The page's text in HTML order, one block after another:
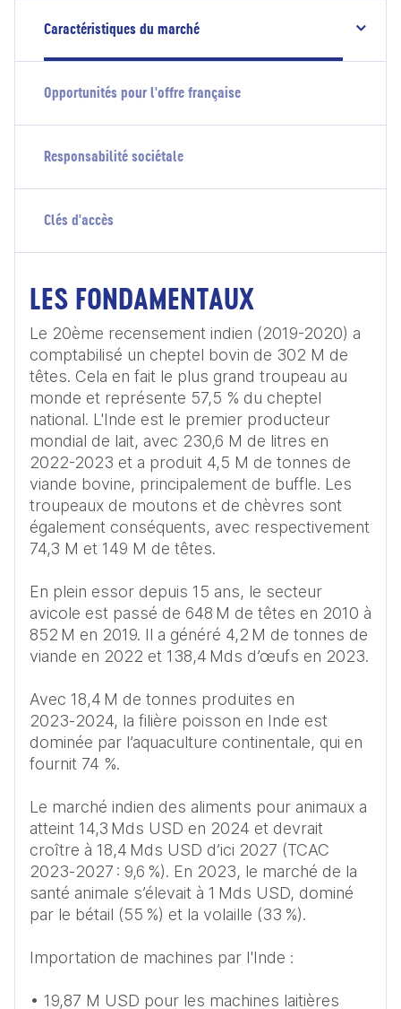
Caractéristiques du marché
Opportunités pour l'offre française
Responsabilité sociétale
Clés d'accès
LES FONDAMENTAUX
Le 20ème recensement indien (2019-2020) a
comptabilisé un cheptel bovin de 302 M de
têtes. Cela en fait le plus grand troupeau au
monde et représente 57,5 % du cheptel
national. L'Inde est le premier producteur
mondial de lait, avec 230,6 M de litres en
2022-2023 et a produit 4,5 M de tonnes de
viande bovine, principalement de buffle. Les
troupeaux de moutons et de chèvres sont
également conséquents, avec respectivement
74,3 M et 149 M de têtes.
En plein essor depuis 15 ans, le secteur
avicole est passé de 648 M de têtes en 2010 à
852 M en 2019. Il a généré 4,2 M de tonnes de
viande en 2022 et 138,4 Mds d’œufs en 2023.
Avec 18,4 M de tonnes produites en
2023‑2024, la filière poisson en Inde est
dominée par l’aquaculture continentale, qui en
fournit 74 %.
Le marché indien des aliments pour animaux a
atteint 14,3 Mds USD en 2024 et devrait
croître à 18,4 Mds USD d’ici 2027 (TCAC
2023‑2027 : 9,6 %). En 2023, le marché de la
santé animale s’élevait à 1 Mds USD, dominé
par le bétail (55 %) et la volaille (33 %).
Importation de machines par l'Inde :
• 19,87 M USD pour les machines laitières